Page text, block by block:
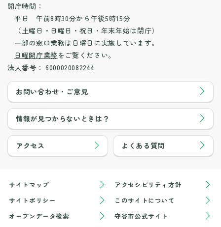
開庁時間：
平日 午前8時30分から午後5時15分
（土曜日・日曜日・祝日・年末年始は閉庁）
一部の窓口業務は日曜日に実施しています。
日曜開庁業務をご覧ください。
法人番号： 6000020082244
お問い合わせ・ご意見
情報が見つからないときは？
アクセス よくある質問
サイトマップ
アクセシビリティ方針
サイトポリシー
このサイトについて
オープンデータ検索
守谷市公式サイト